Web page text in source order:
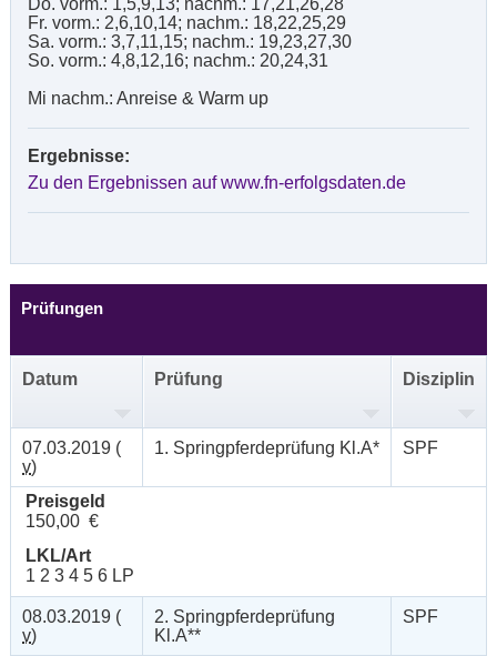
Do. vorm.: 1,5,9,13; nachm.: 17,21,26,28
Fr. vorm.: 2,6,10,14; nachm.: 18,22,25,29
Sa. vorm.: 3,7,11,15; nachm.: 19,23,27,30
So. vorm.: 4,8,12,16; nachm.: 20,24,31
Mi nachm.: Anreise & Warm up
Ergebnisse:
Zu den Ergebnissen auf www.fn-erfolgsdaten.de
Prüfungen
Datum Prüfung Disziplin
07.03.2019 (
v)
1. Springpferdeprüfung Kl.A* SPF
Preisgeld
150,00 €
LKL/Art
1 2 3 4 5 6 LP
08.03.2019 (
v)
2. Springpferdeprüfung
Kl.A**
SPF